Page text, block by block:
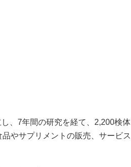
、7年間の研究を経て、2,200検体
やサプリメントの販売、サービス